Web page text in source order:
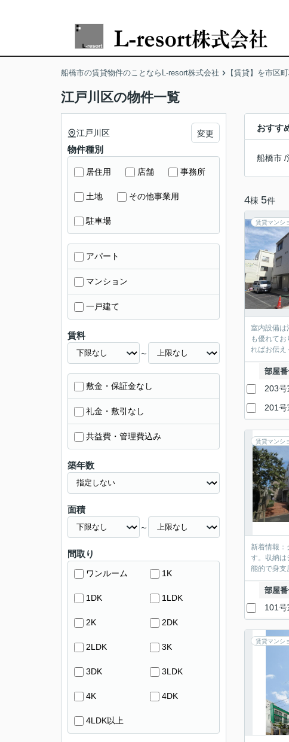
船橋市の賃貸物件のことならL-resort株式会社 【賃貸】を市区
江戸川区の物件一覧
おすす
船橋市 /
4棟 5件
賃貸マンシ
室内設備は
も優れて
ればお伝え
部屋
203号
201号
賃貸マンシ
新着情報：
す。収納は
能的で身支
部屋
101号
賃貸マンシ
江戸川区 変更
物件種別
居住用 店舗 事務所
土地 その他事業用
駐車場
アパート
マンション
一戸建て
賃料
～
敷金・保証金なし
礼金・敷引なし
共益費・管理費込み
築年数
面積
～
間取り
ワンルーム 1K
1DK 1LDK
2K 2DK
2LDK 3K
3DK 3LDK
4K 4DK
4LDK以上